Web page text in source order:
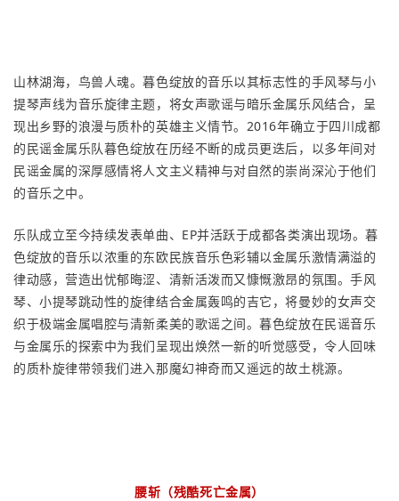
山林湖海，鸟兽人魂。暮色绽放的音乐以其标志性的手风琴与小
提琴声线为音乐旋律主题，将女声歌谣与暗乐金属乐风结合，呈
现出乡野的浪漫与质朴的英雄主义情节。2016年确立于四川成都
的民谣金属乐队暮色绽放在历经不断的成员更迭后，以多年间对
民谣金属的深厚感情将人文主义精神与对自然的崇尚深沁于他们
的音乐之中。
乐队成立至今持续发表单曲、EP并活跃于成都各类演出现场。暮
色绽放的音乐以浓重的东欧民族音乐色彩辅以金属乐激情满溢的
律动感，营造出忧郁晦涩、清新活泼而又慷慨激昂的氛围。手风
琴、小提琴跳动性的旋律结合金属轰鸣的吉它，将曼妙的女声交
织于极端金属唱腔与清新柔美的歌谣之间。暮色绽放在民谣音乐
与金属乐的探索中为我们呈现出焕然一新的听觉感受，令人回味
的质朴旋律带领我们进入那魔幻神奇而又遥远的故土桃源。
腰斩（残酷死亡金属）